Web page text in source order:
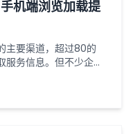
机端浏览加载提
主要渠道，超过80的
务信息。但不少企业
、交互不畅等问题，
网站设计优化，同时